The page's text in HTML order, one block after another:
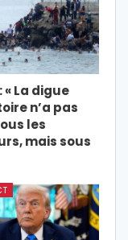
« La digue
n’a pas
les
mais sous